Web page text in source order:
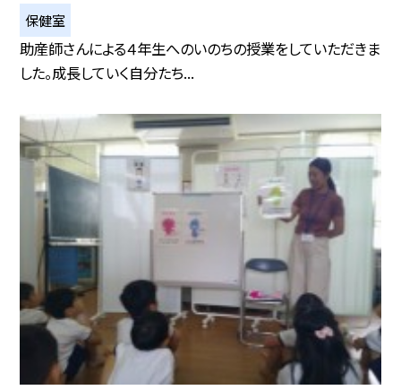
保健室
助産師さんによる４年生へのいのちの授業をしていただきま
した。成長していく自分たち...